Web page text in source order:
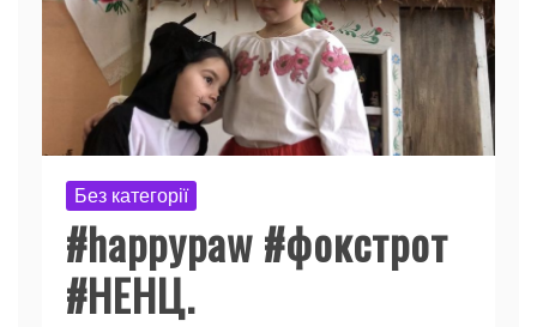
Без категорії
#happypaw#фокстрот
#НЕНЦ.